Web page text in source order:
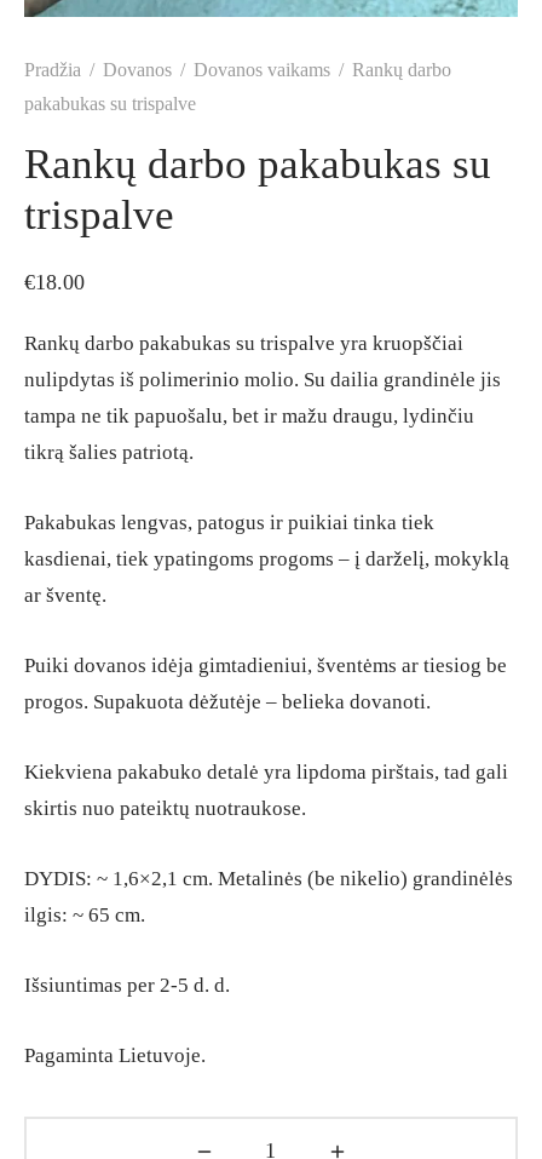
Pradžia / Dovanos / Dovanos vaikams / Rankų darbo
pakabukas su trispalve
Rankų darbo pakabukas su
trispalve
€18.00
Rankų darbo pakabukas su trispalve yra kruopščiai
nulipdytas iš polimerinio molio. Su dailia grandinėle jis
tampa ne tik papuošalu, bet ir mažu draugu, lydinčiu
tikrą šalies patriotą.
Pakabukas lengvas, patogus ir puikiai tinka tiek
kasdienai, tiek ypatingoms progoms – į darželį, mokyklą
ar šventę.
Puiki dovanos idėja gimtadieniui, šventėms ar tiesiog be
progos. Supakuota dėžutėje – belieka dovanoti.
Kiekviena pakabuko detalė yra lipdoma pirštais, tad gali
skirtis nuo pateiktų nuotraukose.
DYDIS: ~ 1,6×2,1 cm. Metalinės (be nikelio) grandinėlės
ilgis: ~ 65 cm.
Išsiuntimas per 2-5 d. d.
Pagaminta Lietuvoje.